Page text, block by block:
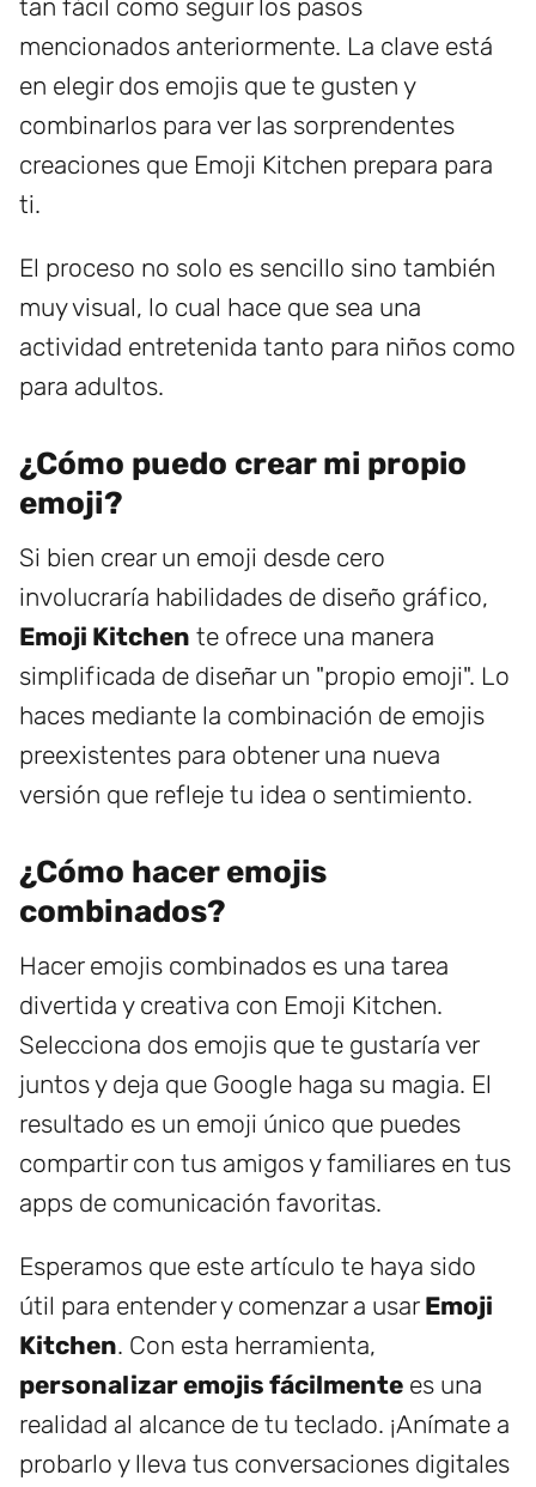
tan fácil como seguir los pasos
mencionados anteriormente. La clave está
en elegir dos emojis que te gusten y
combinarlos para ver las sorprendentes
creaciones que Emoji Kitchen prepara para
ti.
El proceso no solo es sencillo sino también
muy visual, lo cual hace que sea una
actividad entretenida tanto para niños como
para adultos.
¿Cómo puedo crear mi propio
emoji?
Si bien crear un emoji desde cero
involucraría habilidades de diseño gráfico,
Emoji Kitchen te ofrece una manera
simplificada de diseñar un "propio emoji". Lo
haces mediante la combinación de emojis
preexistentes para obtener una nueva
versión que refleje tu idea o sentimiento.
¿Cómo hacer emojis
combinados?
Hacer emojis combinados es una tarea
divertida y creativa con Emoji Kitchen.
Selecciona dos emojis que te gustaría ver
juntos y deja que Google haga su magia. El
resultado es un emoji único que puedes
compartir con tus amigos y familiares en tus
apps de comunicación favoritas.
Esperamos que este artículo te haya sido
útil para entender y comenzar a usar Emoji
Kitchen. Con esta herramienta,
personalizar emojis fácilmente es una
realidad al alcance de tu teclado. ¡Anímate a
probarlo y lleva tus conversaciones digitales